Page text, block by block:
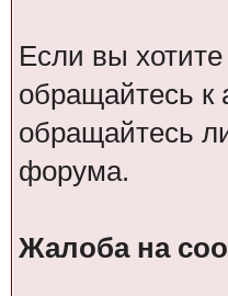
Если вы
обращайтесь к
обращайтесь
форума.
Жалоба на